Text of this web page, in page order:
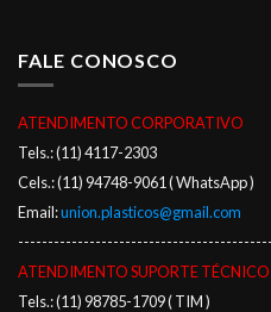
FALE CONOSCO
ATENDIMENTO CORPORATIVO
Tels.: (11) 4117-2303
Cels.: (11) 94748-9061 ( WhatsApp )
Email:union.plasticos@gmail.com
ATENDIMENTO SUPORTE TÉCNICO
Tels.: (11) 98785-1709 ( TIM )